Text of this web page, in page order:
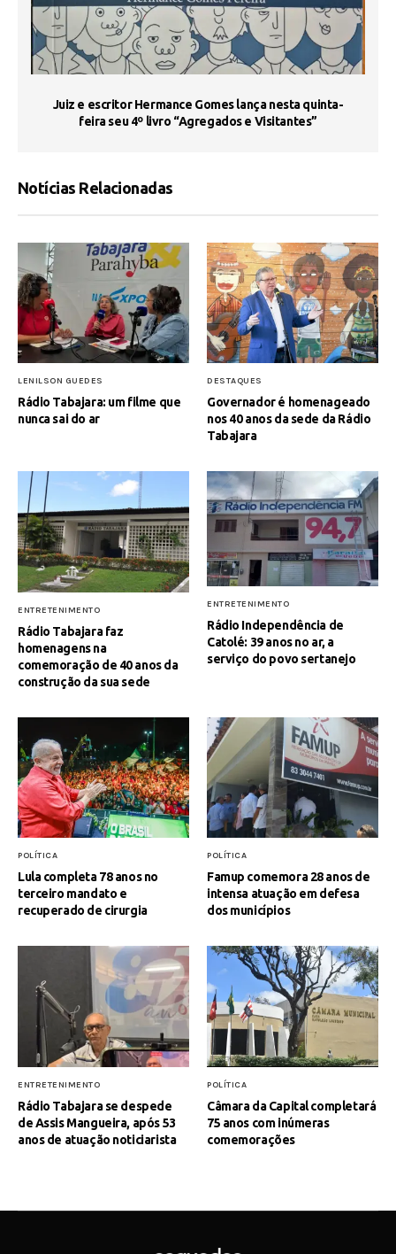
Juiz e escritor Hermance Gomes lança nesta quinta-
feira seu 4º livro “Agregados e Visitantes”
Notícias Relacionadas
LENILSON GUEDES
Rádio Tabajara: um filme que
nunca sai do ar
DESTAQUES
Governador é homenageado
nos 40 anos da sede da Rádio
Tabajara
ENTRETENIMENTO
Rádio Tabajara faz
homenagens na
comemoração de 40 anos da
construção da sua sede
ENTRETENIMENTO
Rádio Independência de
Catolé: 39 anos no ar, a
serviço do povo sertanejo
POLÍTICA
Lula completa 78 anos no
terceiro mandato e
recuperado de cirurgia
POLÍTICA
Famup comemora 28 anos de
intensa atuação em defesa
dos municípios
ENTRETENIMENTO
Rádio Tabajara se despede
de Assis Mangueira, após 53
anos de atuação noticiarista
POLÍTICA
Câmara da Capital completará
75 anos com inúmeras
comemorações